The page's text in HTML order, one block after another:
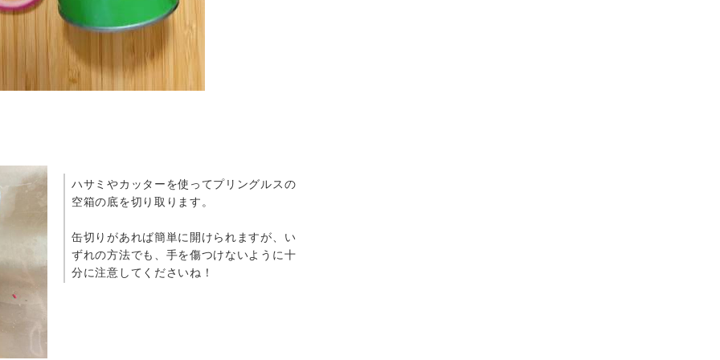
ハサミやカッターを使ってプリングルスの
空箱の底を切り取ります。
缶切りがあれば簡単に開けられますが、い
ずれの方法でも、手を傷つけないように十
分に注意してくださいね！